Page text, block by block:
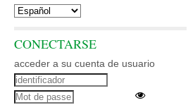
CONECTARSE
acceder a su cuenta de usuario